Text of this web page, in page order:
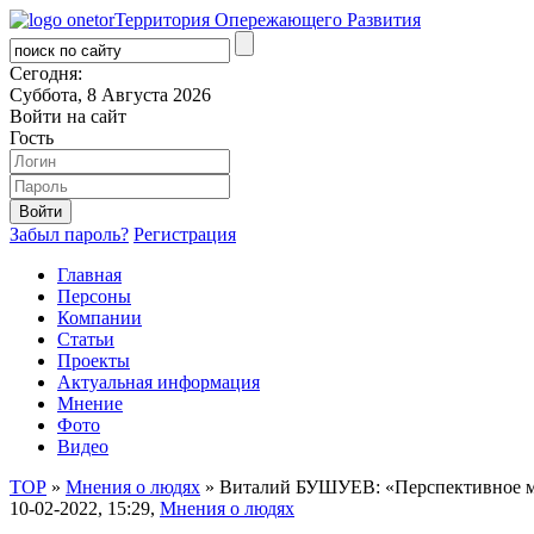
Территория Опережающего Развития
Сегодня:
Суббота, 8 Августа 2026
Войти на сайт
Гость
Забыл пароль? Регистрация
Главная
Персоны
Компании
Статьи
Проекты
Актуальная информация
Мнение
Фото
Видео
ТОР » Мнения о людях » Виталий БУШУЕВ: «Перспективное
10-02-2022, 15:29, Мнения о людях